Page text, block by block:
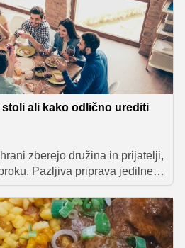
ali kako odlično urediti
zberejo družina in prijatelji,
Pazljiva priprava jedilne
lahko zabaven način, da kateri
doživetje, pa najsi gre za
obletnico, ali kak drug